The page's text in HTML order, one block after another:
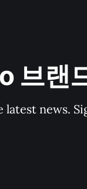
브랜
latest news.